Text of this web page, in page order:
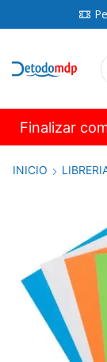
Finalizar
INICIO